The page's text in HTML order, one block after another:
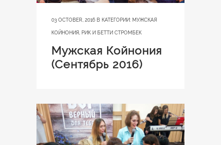
03 OCTOBER, 2016 В КАТЕГОРИИ: МУЖСКАЯ
КОЙНОНИЯ РИК И БЕТТИ СТРОМБЕК
Мужская Койнония
(Сентябрь 2016)